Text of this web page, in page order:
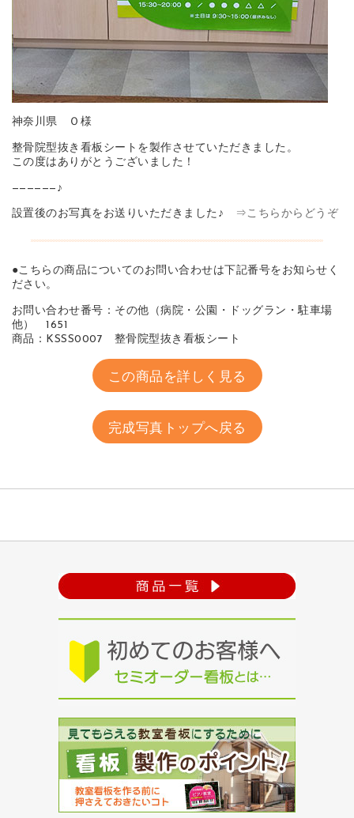
神奈川県 Ｏ様
整骨院型抜き看板シートを製作させていただきました。
この度はありがとうございました！
——————♪
設置後のお写真をお送りいただきました♪ ⇒こちらからどうぞ
●こちらの商品についてのお問い合わせは下記番号をお知らせく
ださい。
お問い合わせ番号：その他（病院・公園・ドッグラン・駐車場
他） 1651
商品：KSSS0007 整骨院型抜き看板シート
この商品を詳しく見る
完成写真トップへ戻る